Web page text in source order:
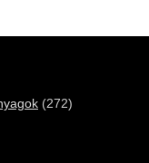
(272)